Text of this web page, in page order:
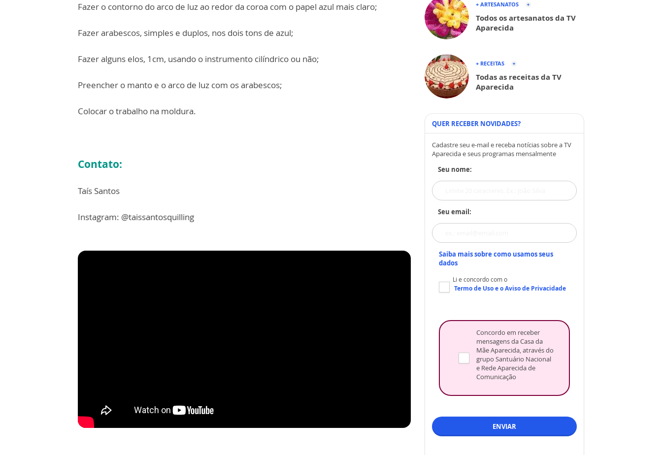
Fazer o contorno do arco de luz ao redor da coroa com o papel azul mais claro;
Fazer arabescos, simples e duplos, nos dois tons de azul;
Fazer alguns elos, 1cm, usando o instrumento cilíndrico ou não;
Preencher o manto e o arco de luz com os arabescos;
Colocar o trabalho na moldura.
Contato:
Taís Santos
Instagram: @taissantosquilling
+ ARTESANATOS
Todos os artesanatos da TV
Aparecida
+ RECEITAS
Todas as receitas da TV
Aparecida
QUER RECEBER NOVIDADES?
Cadastre seu e-mail e receba notícias sobre a TV
Aparecida e seus programas mensalmente
Seu nome:
Seu email:
Saiba mais sobre como usamos seus
dados
Li e concordo com o
Termo de Usoe oAviso de Privacidade
Concordo em receber
mensagens da Casa da
Mãe Aparecida, através do
grupo Santuário Nacional
e Rede Aparecida de
Comunicação
ENVIAR